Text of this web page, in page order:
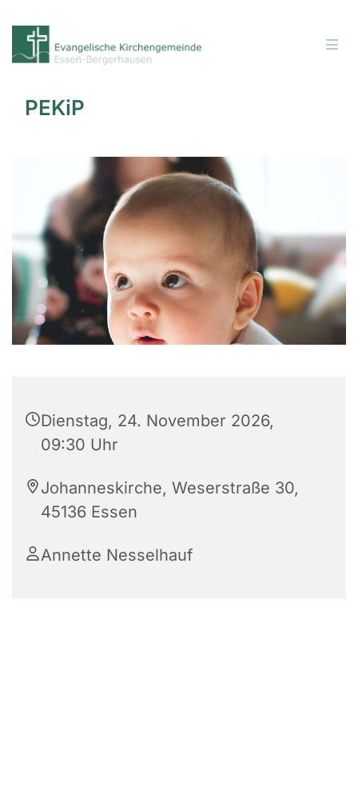
PEKiP
Dienstag, 24. November 2026,
09:30 Uhr
Johanneskirche, Weserstraße 30,
45136 Essen
Annette Nesselhauf